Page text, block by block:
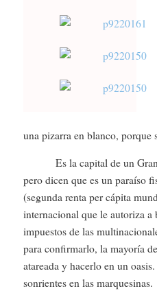
una pizarra en blanco, porque
Es la capital de un
pero dicen que es un paraíso
(segunda renta per cápita
internacional que le autoriza a
impuestos de las
para confirmarlo, la mayoría
atareada y hacerlo en un
sonrientes en las marquesinas.